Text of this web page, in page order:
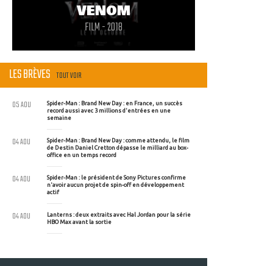
VENOM
FILM - 2018
LES BRÈVES TOUT VOIR
Spider-Man : Brand New Day : en France, un succès
record aussi avec 3 millions d'entrées en une
semaine
05 AOU
Spider-Man : Brand New Day : comme attendu, le film
de Destin Daniel Cretton dépasse le milliard au box-
office en un temps record
04 AOU
Spider-Man : le président de Sony Pictures confirme
n'avoir aucun projet de spin-off en développement
actif
04 AOU
Lanterns : deux extraits avec Hal Jordan pour la série
HBO Max avant la sortie
04 AOU